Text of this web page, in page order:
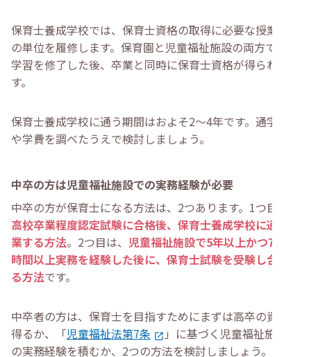
保育士養成学校では、保育士資格の取得に必要な授業科目
の単位を履修します。保育園と児童福祉施設の両方で校外
学習を修了した後、卒業と同時に保育士資格が得られま
す。
保育士養成学校に通う期間はおよそ2〜4年です。通学期間
や学費を調べたうえで検討しましょう。
中卒の方は児童福祉施設での実務経験が必要
中卒の方が保育士になる方法は、2つあります。1つ目は、
高校卒業程度認定試験に合格後、保育士養成学校に通い卒
業する方法。2つ目は、 児童福祉施設で5年以上かつ7200
時間以上実務を経験した後に、保育士試験を受験し合格す
る方法です。
中卒者の方は、保育士を目指すためにまずは高卒の資格を
得るか、「児童福祉法第7条
」に基づく児童福祉施設で
の実務経験を積むか、2つの方法を検討しましょう。